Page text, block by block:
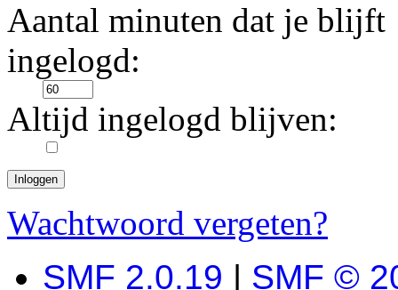
Aantal minuten dat je blijft
ingelogd:
Altijd ingelogd blijven:
Wachtwoord vergeten?
SMF 2.0.19 | SMF ©